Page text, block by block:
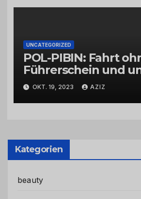
UNCATEGORIZED
POL-PIBIN: Fahrt
Führerschein und
Einfluss von Drogen
OKT. 19, 2023 AZIZ
Kategorien
beauty